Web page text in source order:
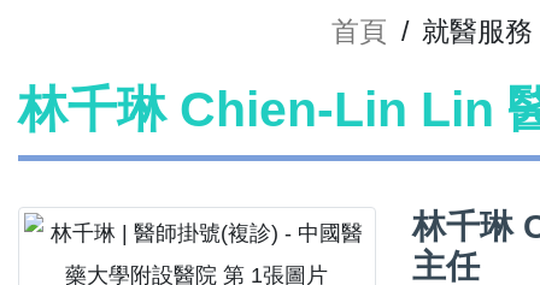
首頁 / 就醫服務
林千琳 Chien-Lin Lin
林千琳
主任